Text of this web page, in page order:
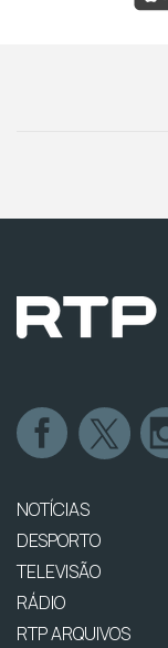
NOTÍCIAS
DESPORTO
TELEVISÃO
RÁDIO
RTP ARQUIVOS